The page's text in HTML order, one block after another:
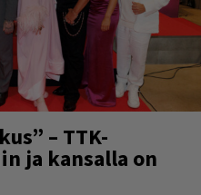
– TTK-
ja kansalla on